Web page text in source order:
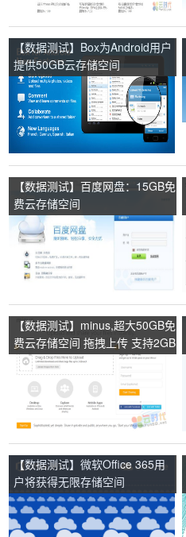
【数据测试】Box为Android用户
提供50GB云存储空间
【数据测试】百度网盘：15GB免
费云存储空间
【数据测试】minus,超大50GB免
费云存储空间 拖拽上传 支持2GB
文件上传！
【数据测试】微软Office 365用
户将获得无限存储空间